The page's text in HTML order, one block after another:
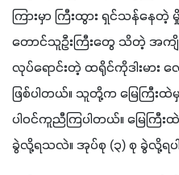
ကြားမှာ ကြီးထွား ရှင်သန်န
တောင်သူဦးကြီးတွေ သိတဲ့ အက
လုပ်ရောင်းတဲ့ ထရိုင်ကိုဒါးမား
ဖြစ်ပါတယ်။ သူတို့က မြေကြီးထဲမှာ
ပါဝင်ကူညီကြပါတယ်။ မြေက
ခွဲလို့ရသလဲ။ အုပ်စု (၃) စု ခွဲလို့ရ